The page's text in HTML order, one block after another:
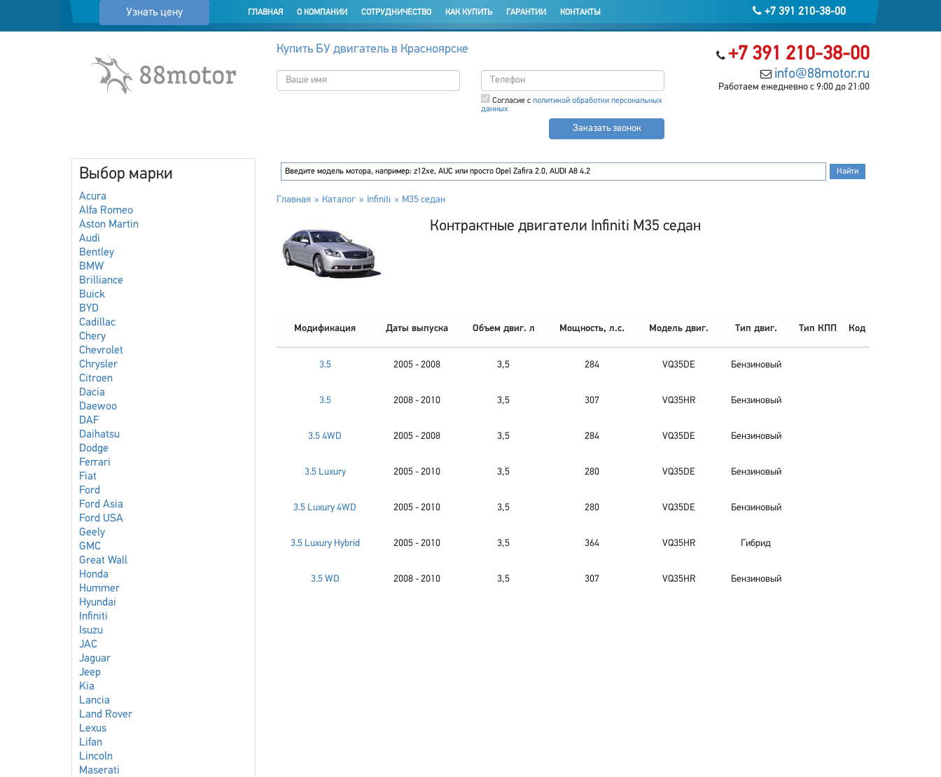
Узнать цену +7 391 210-38-00
ГЛАВНАЯ О КОМПАНИИ СОТРУДНИЧЕСТВО КАК КУПИТЬ ГАРАНТИИ КОНТАКТЫ
+7 391 210-38-00
info@88motor.ru
Работаем ежедневно с 9:00 до 21:00
Купить БУ двигатель в Красноярске
Согласие с политикой обработки персональных
данных
Заказать звонок
Выбор марки
Acura
Alfa Romeo
Aston Martin
Audi
Bentley
BMW
Brilliance
Buick
BYD
Cadillac
Chery
Chevrolet
Chrysler
Citroen
Dacia
Daewoo
DAF
Daihatsu
Dodge
Ferrari
Fiat
Ford
Ford Asia
Ford USA
Geely
GMC
Great Wall
Honda
Hummer
Hyundai
Infiniti
Isuzu
JAC
Jaguar
Jeep
Kia
Lancia
Land Rover
Lexus
Lifan
Lincoln
Maserati
Главная Каталог Infiniti M35 седан
Контрактные двигатели Infiniti M35 седан
Модификация Даты выпуска Объем двиг. л Мощность, л.с. Модель двиг. Тип двиг. Тип КПП Код
3.5 2005 - 2008 3,5 284 VQ35DE Бензиновый
3.5 2008 - 2010 3,5 307 VQ35HR Бензиновый
3.5 4WD 2005 - 2008 3,5 284 VQ35DE Бензиновый
3.5 Luxury 2005 - 2010 3,5 280 VQ35DE Бензиновый
3.5 Luxury 4WD 2005 - 2010 3,5 280 VQ35DE Бензиновый
3.5 Luxury Hybrid 2005 - 2010 3,5 364 VQ35HR Гибрид
3.5 WD 2008 - 2010 3,5 307 VQ35HR Бензиновый